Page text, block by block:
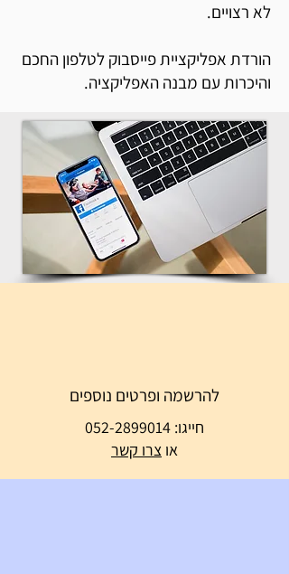
לא רצויים.
הורדת אפליקציית פייסבוק לטלפון החכם
והיכרות עם מבנה האפליקציה.
להרשמה ופרטים נוספים
חייגו: 052-2899014
או צרו קשר